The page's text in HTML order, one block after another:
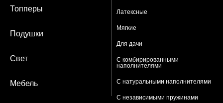
Латексные
Мягкие
Для дачи
С комбирированными
наполнителями
С натуральными наполнителями
С независимыми пружинами
Топперы
Подушки
Свет
Мебель